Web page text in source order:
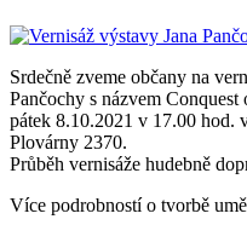
Srdečně zveme občany na
Pančochy s názvem Conquest
pátek 8.10.2021 v 17.00 hod.
Plovárny 2370.
Průběh vernisáže hudebně
Více podrobností o tvorbě